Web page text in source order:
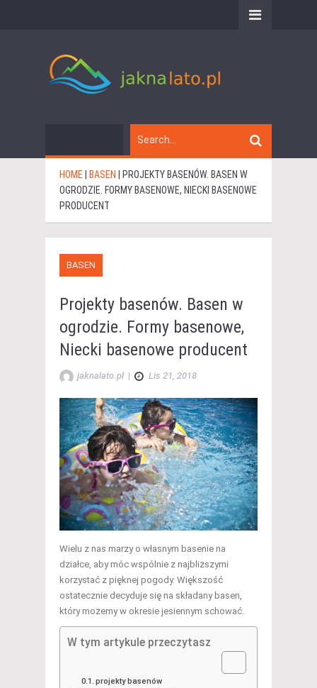
HOME BASEN
PROJEKTY BASENÓW. BASEN W
OGRODZIE. FORMY BASENOWE, NIECKI BASENOWE
PRODUCENT
BASEN
Projekty basenów. Basen w
ogrodzie. Formy basenowe,
Niecki basenowe producent
jaknalato.pl | Lis 21, 2018
Wielu z nas marzy o własnym basenie na
działce, aby móc wspólnie z najbliższymi
korzystać z pięknej pogody. Większość
ostatecznie decyduje się na składany basen,
który możemy w okresie jesiennym schować.
W tym artykule przeczytasz
projekty basenów